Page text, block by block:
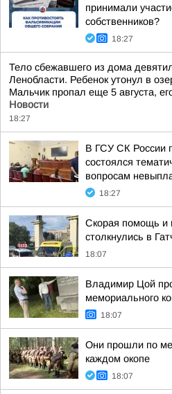
принимали
собственников?
18:27
Тело сбежавшего из дома
Ленобласти. Ребенок утонул в
Мальчик пропал еще 5 августа,
Новости
18:27
В ГСУ СК России
состоялся
вопросам
18:27
Скорая помощь и
столкнулись в
18:07
Владимир Цой
мемориального
18:07
Они прошли по
каждом окопе
18:07